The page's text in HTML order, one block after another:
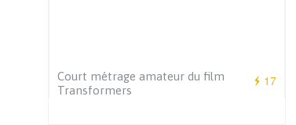
17
Court métrage amateur du film
Transformers